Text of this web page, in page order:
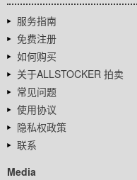
服务指南
免费注册
如何购买
关于ALLSTOCKER 拍卖
常见问题
使用协议
隐私权政策
联系
Media